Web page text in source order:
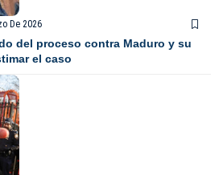
De 2026
del proceso contra Maduro y su
el caso